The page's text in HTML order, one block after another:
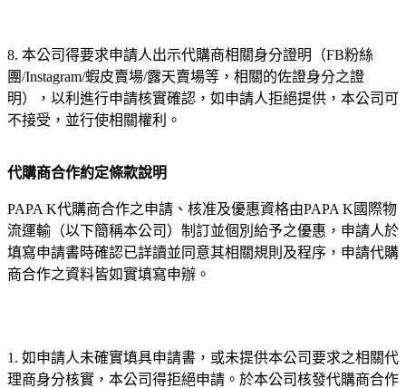
8. 本公司得要求申請人出示代購商相關身分證明（FB粉絲
團/Instagram/蝦皮賣場/露天賣場等，相關的佐證身分之證
明），以利進行申請核實確認，如申請人拒絕提供，本公司可
不接受，並行使相關權利。
代購商合作約定條款說明
PAPA K代購商合作之申請、核准及優惠資格由PAPA K國際物
流運輸（以下簡稱本公司）制訂並個別給予之優惠，申請人於
填寫申請書時確認已詳讀並同意其相關規則及程序，申請代購
商合作之資料皆如實填寫申辦。
1. 如申請人未確實填具申請書，或未提供本公司要求之相關代
理商身分核實，本公司得拒絕申請。於本公司核發代購商合作